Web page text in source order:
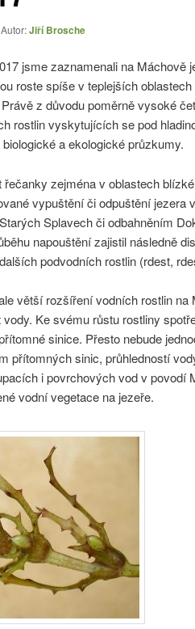
Jiří Brosche
jsme zaznamenali na
roste spíše v teplejších
z důvodu poměrně vysoké
rostlin vyskytujících se pod
a ekologické průzkumy.
zejména v oblastech
vypuštění či odpuštění
Splavech či odbahněním
napouštění zajistil následně
podvodních rostlin (rdest,
větší rozšíření vodních rostlin
Ke svému růstu rostliny
sinice. Přesto nebude
přítomných sinic, průhledností
i povrchových vod v povodí
vodní vegetace na jezeře.